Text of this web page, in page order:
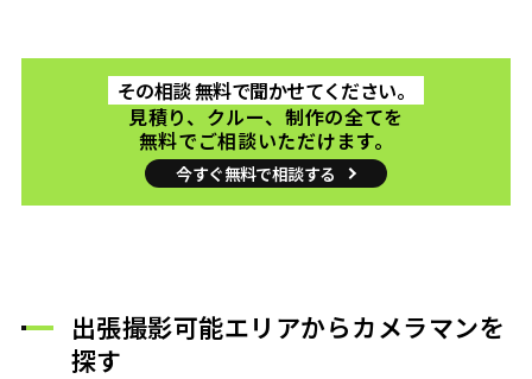
その相談 無料で聞かせてください。
見積り、クルー、制作の全てを
無料でご相談いただけます。
今すぐ無料で相談する
出張撮影可能エリアからカメラマンを
探す